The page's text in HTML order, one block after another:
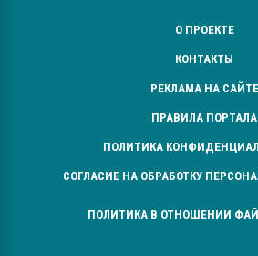
О ПРОЕКТЕ
КОНТАКТЫ
РЕКЛАМА НА САЙТЕ
ПРАВИЛА ПОРТАЛА
ПОЛИТИКА
СОГЛАСИЕ НА ОБРАБОТКУ
ПОЛИТИКА В ОТНОШЕНИИ